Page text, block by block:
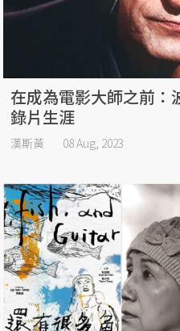
在成為電影大師之前：
錄片生涯
漢斯黃 08 Aug, 2023